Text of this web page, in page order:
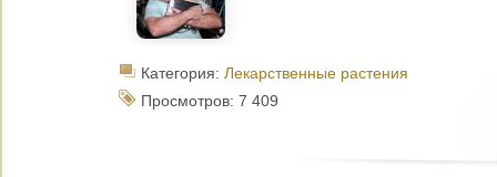
Категория: Лекарственные растения
Просмотров: 7 409